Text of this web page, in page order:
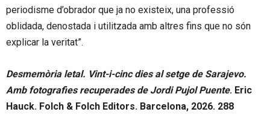
periodisme d’obrador que ja no existeix, una professió
oblidada, denostada i utilitzada amb altres fins que no són
explicar la veritat”.
Desmemòria letal. Vint-i-cinc dies al setge de Sarajevo.
Amb fotografies recuperades de Jordi Pujol Puente. Eric
Hauck. Folch & Folch Editors. Barcelona, 2026. 288